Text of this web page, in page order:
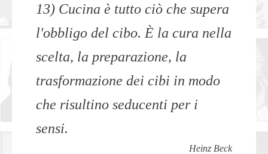
13) Cucina è tutto ciò che supera
l'obbligo del cibo. È la cura nella
scelta, la preparazione, la
trasformazione dei cibi in modo
che risultino seducenti per i
sensi.
Heinz Beck